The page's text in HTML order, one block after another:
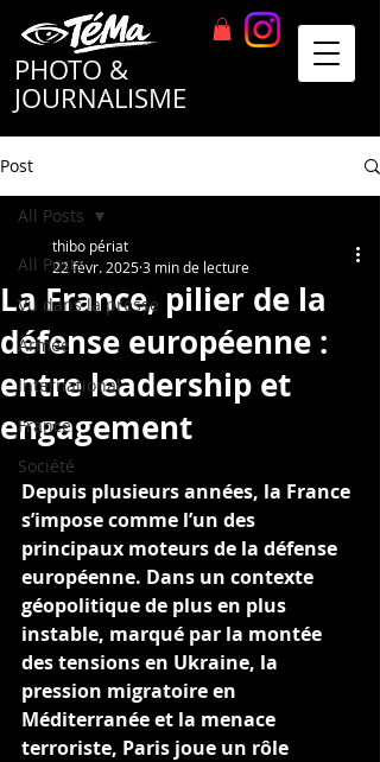
TéMa
PHOTO &
JOURNALISME
Post
All Posts
Vu dans la presse
Armée
International
France
Société
All Posts
La France, pilier de la
défense européenne :
entre leadership et
engagement
thibo périat
22 févr. 20253 min de lecture
Depuis plusieurs années, la France
s’impose comme l’un des
principaux moteurs de la défense
européenne. Dans un contexte
géopolitique de plus en plus
instable, marqué par la montée
des tensions en Ukraine, la
pression migratoire en
Méditerranée et la menace
terroriste, Paris joue un rôle